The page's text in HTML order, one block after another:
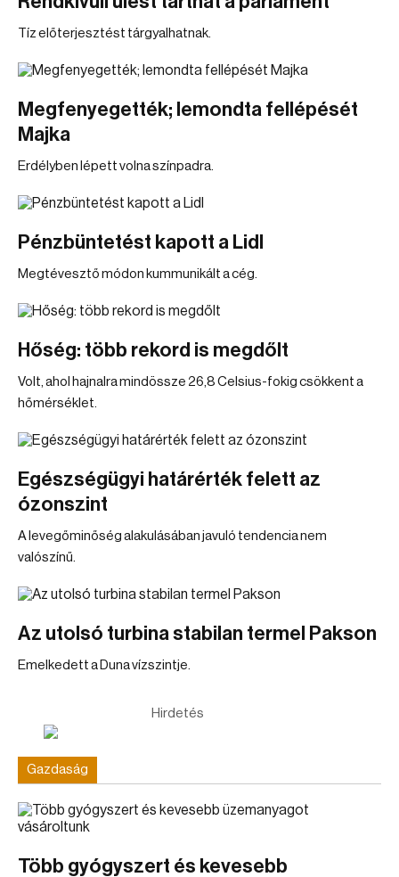
Tíz előterjesztést tárgyalhatnak.
Megfenyegették; lemondta fellépését
Majka
Erdélyben lépett volna színpadra.
Pénzbüntetést kapott a Lidl
Megtévesztő módon kummunikált a cég.
Hőség: több rekord is megdőlt
Volt, ahol hajnalra mindössze 26,8 Celsius-fokig csökkent a
hőmérséklet.
Egészségügyi határérték felett az
ózonszint
A levegőminőség alakulásában javuló tendencia nem
valószínű.
Az utolsó turbina stabilan termel Pakson
Emelkedett a Duna vízszintje.
Hirdetés
Gazdaság
Több gyógyszert és kevesebb